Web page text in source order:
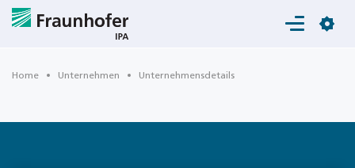
Login
Home Unternehmen Unternehmensdetails